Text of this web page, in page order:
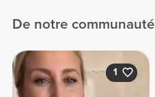
De notre communauté
1